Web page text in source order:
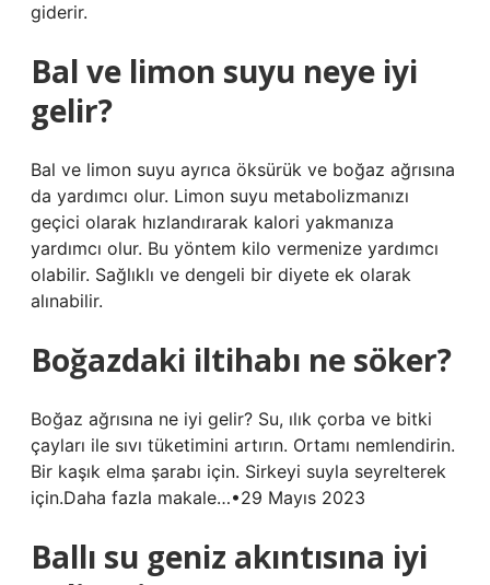
giderir.
Bal ve limon suyu neye iyi
gelir?
Bal ve limon suyu ayrıca öksürük ve boğaz ağrısına
da yardımcı olur. Limon suyu metabolizmanızı
geçici olarak hızlandırarak kalori yakmanıza
yardımcı olur. Bu yöntem kilo vermenize yardımcı
olabilir. Sağlıklı ve dengeli bir diyete ek olarak
alınabilir.
Boğazdaki iltihabı ne söker?
Boğaz ağrısına ne iyi gelir? Su, ılık çorba ve bitki
çayları ile sıvı tüketimini artırın. Ortamı nemlendirin.
Bir kaşık elma şarabı için. Sirkeyi suyla seyrelterek
için.Daha fazla makale…•29 Mayıs 2023
Ballı su geniz akıntısına iyi